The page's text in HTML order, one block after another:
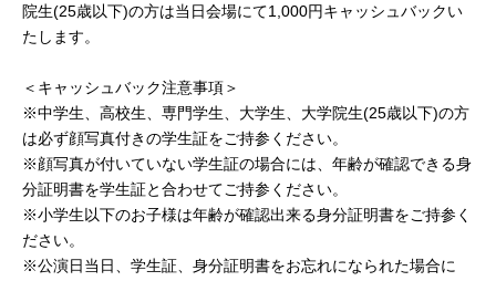
院生(25歳以下)の方は当日会場にて1,000円キャッシュバックい
たします。
＜キャッシュバック注意事項＞
※中学生、高校生、専門学生、大学生、大学院生(25歳以下)の方
は必ず顔写真付きの学生証をご持参ください。
※顔写真が付いていない学生証の場合には、年齢が確認できる身
分証明書を学生証と合わせてご持参ください。
※小学生以下のお子様は年齢が確認出来る身分証明書をご持参く
ださい。
※公演日当日、学生証、身分証明書をお忘れになられた場合に